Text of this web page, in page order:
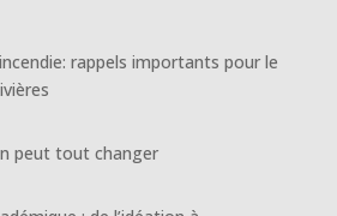
rappels importants pour le
peut tout changer